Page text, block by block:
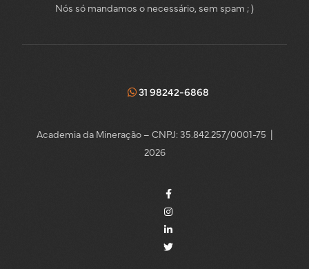
Nós só mandamos o necessário, sem spam ; )
31 98242-6868
Academia da Mineração – CNPJ: 35.842.257/0001-75 |
2026